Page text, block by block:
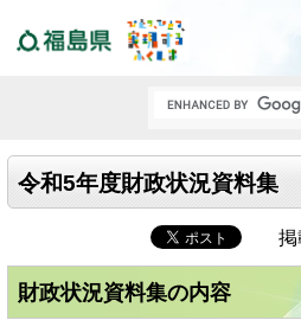
令和5年度財政状況資料集
掲
財政状況資料集の内容